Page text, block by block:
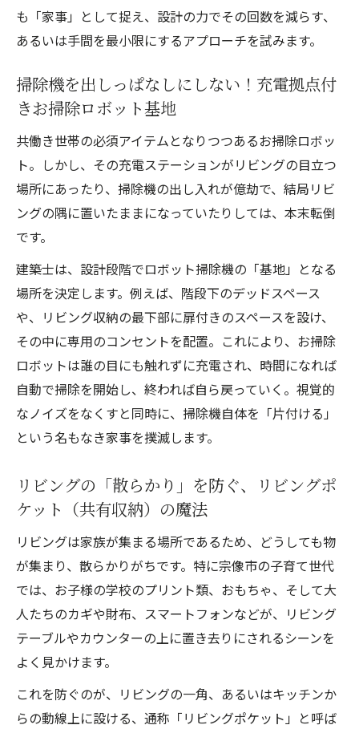
も「家事」として捉え、設計の力でその回数を減らす、
あるいは手間を最小限にするアプローチを試みます。
掃除機を出しっぱなしにしない！充電拠点付
きお掃除ロボット基地
共働き世帯の必須アイテムとなりつつあるお掃除ロボッ
ト。しかし、その充電ステーションがリビングの目立つ
場所にあったり、掃除機の出し入れが億劫で、結局リビ
ングの隅に置いたままになっていたりしては、本末転倒
です。
建築士は、設計段階でロボット掃除機の「基地」となる
場所を決定します。例えば、階段下のデッドスペース
や、リビング収納の最下部に扉付きのスペースを設け、
その中に専用のコンセントを配置。これにより、お掃除
ロボットは誰の目にも触れずに充電され、時間になれば
自動で掃除を開始し、終われば自ら戻っていく。視覚的
なノイズをなくすと同時に、掃除機自体を「片付ける」
という名もなき家事を撲滅します。
リビングの「散らかり」を防ぐ、リビングポ
ケット（共有収納）の魔法
リビングは家族が集まる場所であるため、どうしても物
が集まり、散らかりがちです。特に宗像市の子育て世代
では、お子様の学校のプリント類、おもちゃ、そして大
人たちのカギや財布、スマートフォンなどが、リビング
テーブルやカウンターの上に置き去りにされるシーンを
よく見かけます。
これを防ぐのが、リビングの一角、あるいはキッチンか
らの動線上に設ける、通称「リビングポケット」と呼ば